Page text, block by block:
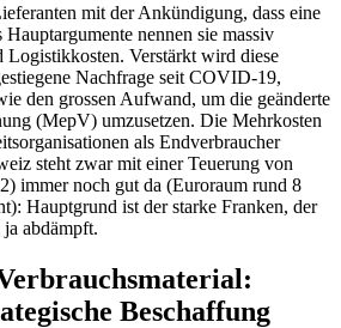
mit der Ankündigung, dass eine
nennen sie massiv
Logistikkosten. Verstärkt wird diese
Nachfrage seit COVID-19,
den grossen Aufwand, um die geänderte
(MepV) umzusetzen. Die Mehrkosten
als Endverbraucher
steht zwar mit einer Teuerung von
immer noch gut da (Euroraum rund 8
Hauptgrund ist der starke Franken, der
abdämpft.
Beschaffung